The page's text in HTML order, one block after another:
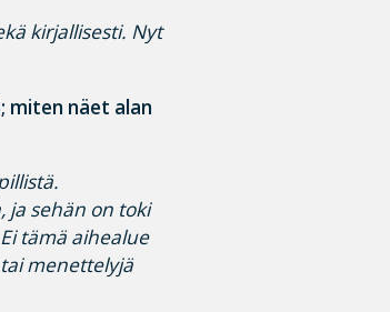
kirjallisesti. Nyt
miten näet alan
ja sehän on toki
tämä aihealue
menettelyjä